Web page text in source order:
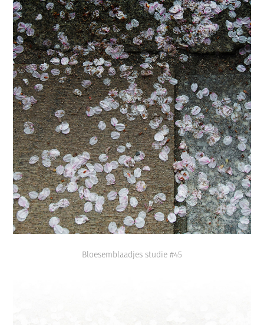
Bloesemblaadjes studie #45